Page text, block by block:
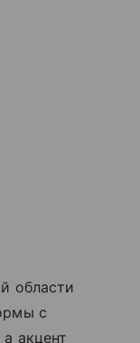
области
с
акцент